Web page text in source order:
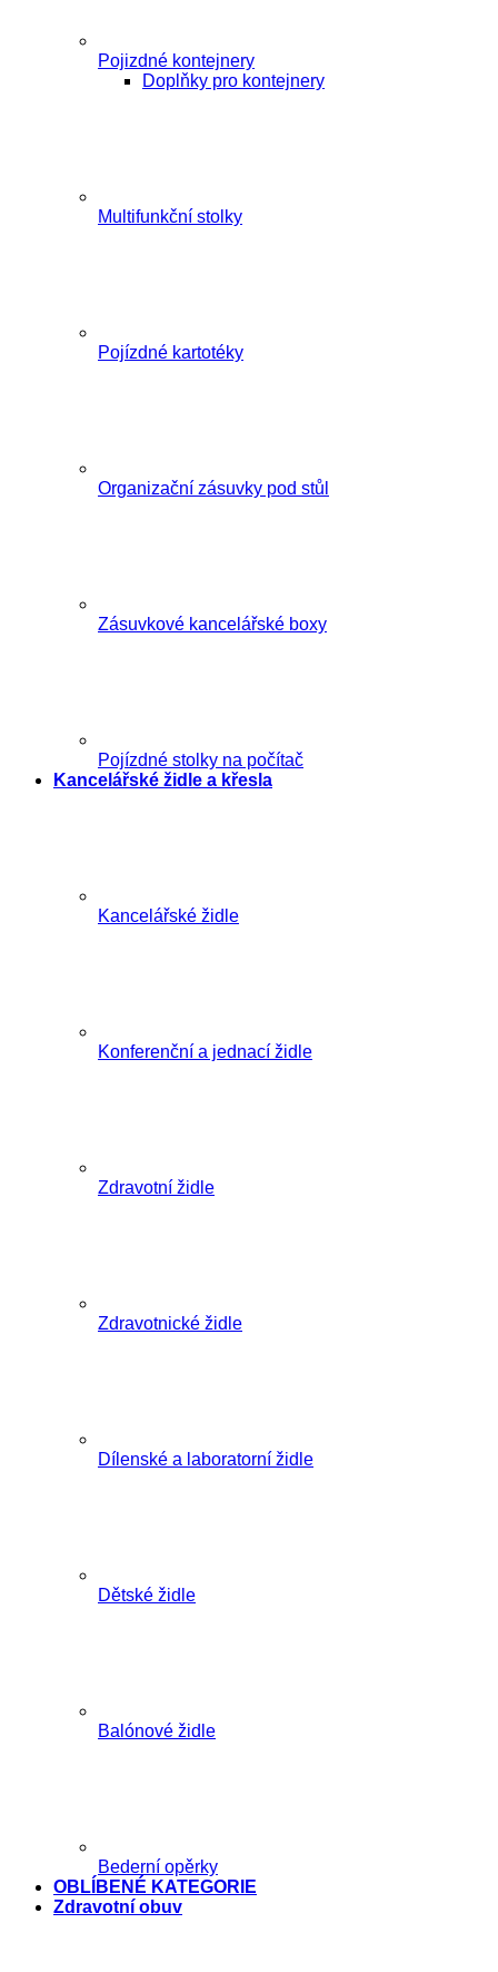
Pojizdné kontejnery
Doplňky pro kontejnery
Multifunkční stolky
Pojízdné kartotéky
Organizační zásuvky pod stůl
Zásuvkové kancelářské boxy
Pojízdné stolky na počítač
Kancelářské židle a křesla
Kancelářské židle
Konferenční a jednací židle
Zdravotní židle
Zdravotnické židle
Dílenské a laboratorní židle
Dětské židle
Balónové židle
Bederní opěrky
OBLÍBENÉ KATEGORIE
Zdravotní obuv